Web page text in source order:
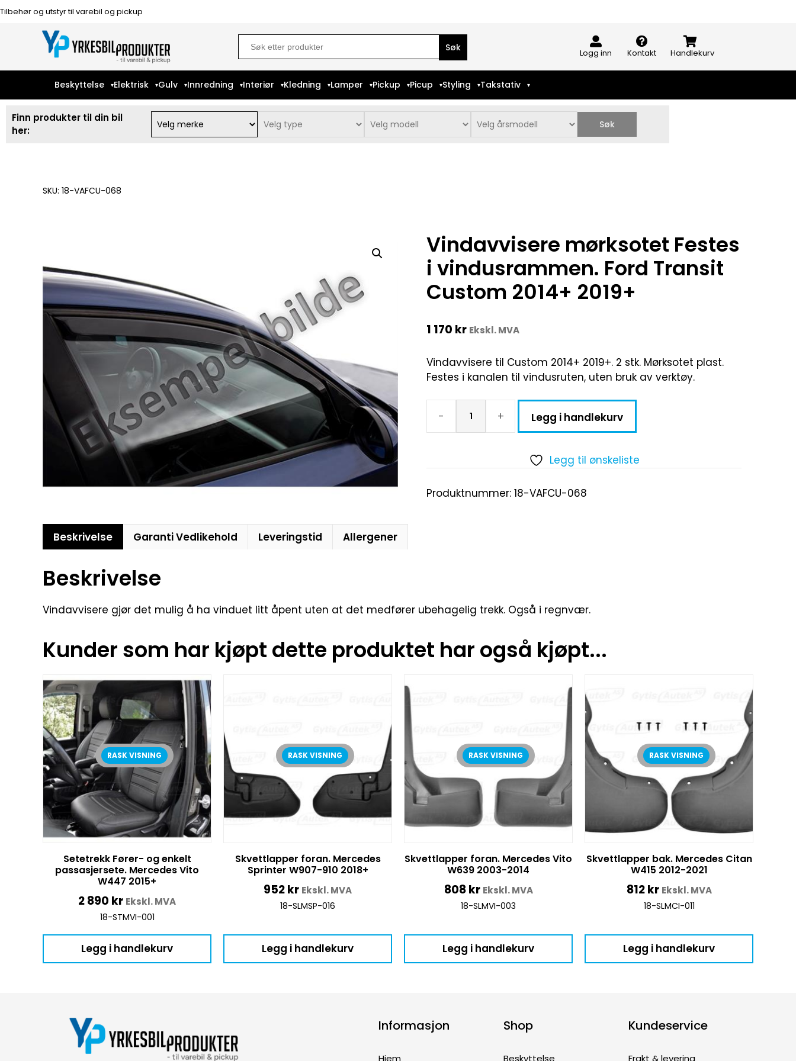
Tilbehør og utstyr til varebil og pickup
Search
for: Logg inn Kontakt Handlekurv
Beskyttelse Elektrisk Gulv Innredning Interiør Kledning Lamper Pickup Picup Styling Takstativ
Finn produkter til din bil
her:
Søk
SKU: 18-VAFCU-068
Vindavvisere mørksotet Festes
i vindusrammen. Ford Transit
Custom 2014+ 2019+
1 170 kr Ekskl. MVA
Vindavvisere til Custom 2014+ 2019+. 2 stk. Mørksotet plast.
Festes i kanalen til vindusruten, uten bruk av verktøy.
- + Legg i handlekurv
Legg til ønskeliste
Produktnummer: 18-VAFCU-068
Beskrivelse Garanti Vedlikehold Leveringstid Allergener
Beskrivelse
Vindavvisere gjør det mulig å ha vinduet litt åpent uten at det medfører ubehagelig trekk. Også i regnvær.
Kunder som har kjøpt dette produktet har også kjøpt...
RASK VISNING
Setetrekk Fører- og enkelt
passasjersete. Mercedes Vito
W447 2015+
2 890 kr Ekskl. MVA
18-STMVI-001
Legg i handlekurv
RASK VISNING
Skvettlapper foran. Mercedes
Sprinter W907-910 2018+
952kr Ekskl. MVA
18-SLMSP-016
Legg i handlekurv
RASK VISNING
Skvettlapper foran. Mercedes Vito
W639 2003-2014
808kr Ekskl. MVA
18-SLMVI-003
Legg i handlekurv
RASK VISNING
Skvettlapper bak. Mercedes Citan
W415 2012-2021
812kr Ekskl. MVA
18-SLMCI-011
Legg i handlekurv
Informasjon
Hjem
Shop
Beskyttelse
Kundeservice
Frakt & levering